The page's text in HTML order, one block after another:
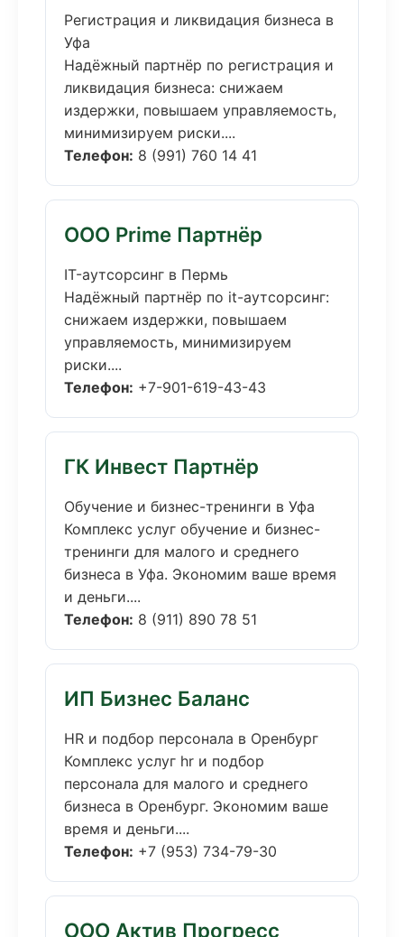
Регистрация и ликвидация бизнеса в
Уфа
Надёжный партнёр по регистрация и
ликвидация бизнеса: снижаем
издержки, повышаем управляемость,
минимизируем риски....
Телефон: 8 (991) 760 14 41
ООО Prime Партнёр
IT-аутсорсинг в Пермь
Надёжный партнёр по it-аутсорсинг:
снижаем издержки, повышаем
управляемость, минимизируем
риски....
Телефон: +7-901-619-43-43
ГК Инвест Партнёр
Обучение и бизнес-тренинги в Уфа
Комплекс услуг обучение и бизнес-
тренинги для малого и среднего
бизнеса в Уфа. Экономим ваше время
и деньги....
Телефон: 8 (911) 890 78 51
ИП Бизнес Баланс
HR и подбор персонала в Оренбург
Комплекс услуг hr и подбор
персонала для малого и среднего
бизнеса в Оренбург. Экономим ваше
время и деньги....
Телефон: +7 (953) 734-79-30
ООО Актив Прогресс